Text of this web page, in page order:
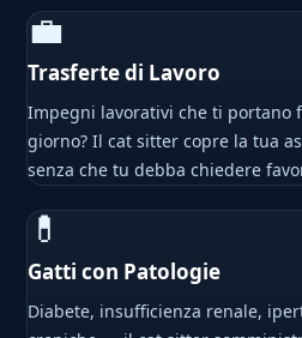
💼
Trasferte di Lavoro
Impegni lavorativi che ti portano
giorno? Il cat sitter copre la tua
senza che tu debba chiedere
💊
Gatti con Patologie
Diabete, insufficienza renale,